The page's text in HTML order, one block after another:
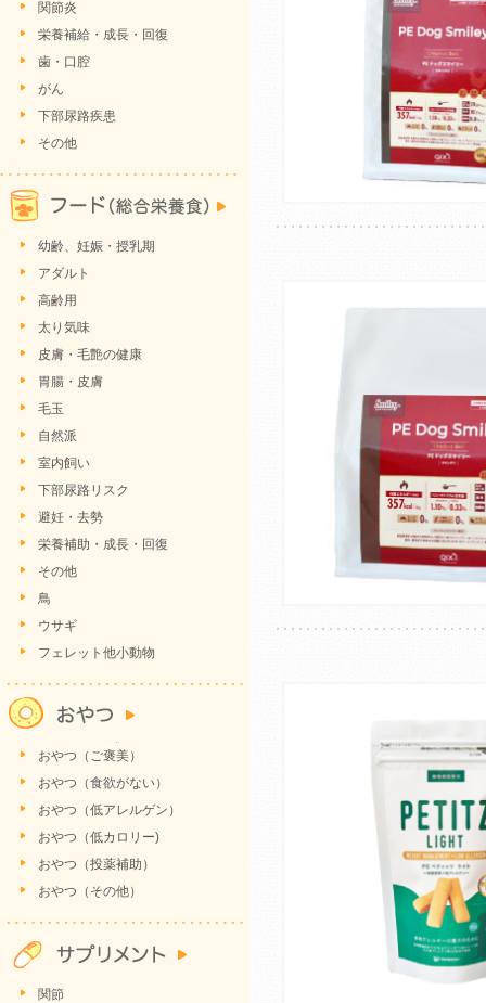
関節炎
栄養補給・成長・回復
歯・口腔
がん
下部尿路疾患
その他
幼齢、妊娠・授乳期
アダルト
高齢用
太り気味
皮膚・毛艶の健康
胃腸・皮膚
毛玉
自然派
室内飼い
下部尿路リスク
避妊・去勢
栄養補助・成長・回復
その他
鳥
ウサギ
フェレット他小動物
おやつ（ご褒美）
おやつ（食欲がない）
おやつ（低アレルゲン）
おやつ（低カロリー)
おやつ（投薬補助）
おやつ（その他）
関節